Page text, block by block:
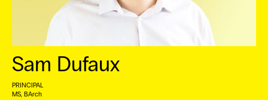
Sam Dufaux
PRINCIPAL
MS, BArch